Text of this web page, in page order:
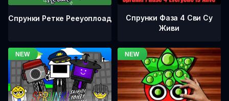
Спрунки Ретке Рееуоплоад
Спрунки Фаза 4 Сви Су
Живи